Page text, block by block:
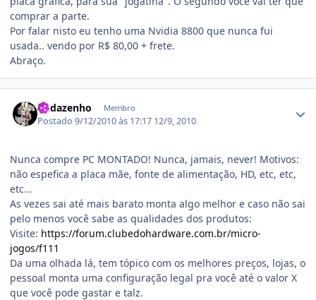
comprar a parte.
Por falar nisto eu tenho uma Nvidia 8800 que nunca fui
usada.. vendo por R$ 80,00 + frete.
Abraço.
Budazenho Membro
Postado9/12/2010 às 17:17 12/9, 2010
Nunca compre PC MONTADO! Nunca, jamais, never! Motivos:
não espefica a placa mãe, fonte de alimentação, HD, etc, etc,
etc...
As vezes sai até mais barato monta algo melhor e caso não sai
pelo menos você sabe as qualidades dos produtos:
Visite: https://forum.clubedohardware.com.br/micro-
jogos/f111
Da uma olhada lá, tem tópico com os melhores preços, lojas, o
pessoal monta uma configuração legal pra você até o valor X
que você pode gastar e talz.